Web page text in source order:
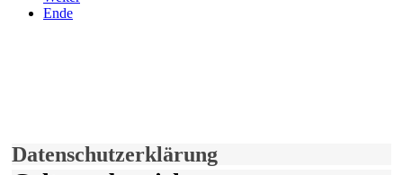
Ende
Datenschutzerklärung